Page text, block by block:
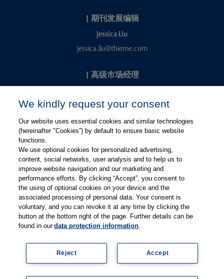
| 期刊发展编辑
Jessica Liu
jessica.liu@thieme.com
| 高级市场经理
kevin.chang@thieme.com
关注微博
关注微信
有关Thieme图书翻译及版权业务，请联系：rights@thieme.de
| Thieme-Connect |
© Copyright 2025, 德国蒂墨出版集团（Thieme Publishers）版权
京ICP备19004917号-1
We kindly request your consent
Our website uses essential cookies and similar technologies
(hereinafter "Cookies”) by default to ensure basic website
functions.
We use optional cookies for personalized advertising,
content, social networks, user analysis and to help us to
improve website navigation and our marketing and
performance efforts. By clicking “Accept”, you consent to
the using of optional cookies on your device and the
associated processing of personal data. Your consent is
voluntary, and you can revoke it at any time by clicking the
button at the bottom right of the page. Further details can be
found in ourdata protection information.
Accept
Reject